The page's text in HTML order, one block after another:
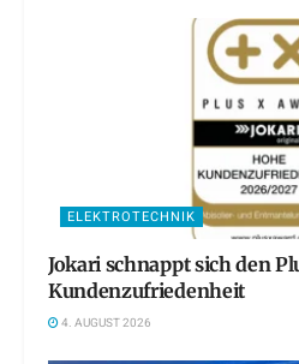
ELEKTROTECHNIK
Jokari schnappt sich den
Kundenzufriedenheit
4. AUGUST 2026